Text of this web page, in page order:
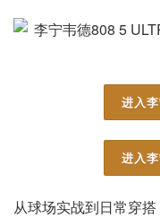
进入
进入
从球场实战到日常穿